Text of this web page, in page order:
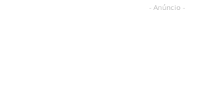
- Anúncio -